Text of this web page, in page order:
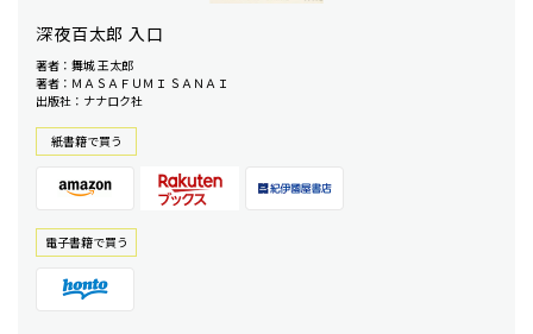
深夜百太郎 入口
著者：舞城 王太郎
著者：ＭＡＳＡＦＵＭＩ ＳＡＮＡＩ
出版社：ナナロク社
紙書籍で買う
電⼦書籍で買う